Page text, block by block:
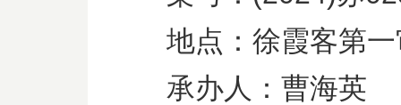
地点：徐霞客第
承办人：曹海英